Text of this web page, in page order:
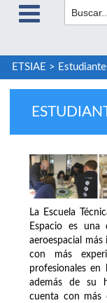
ETSIAE >
La Escuela
Espacio es una
aeroespacial
con más
profesionales en
además de su
cuenta con más